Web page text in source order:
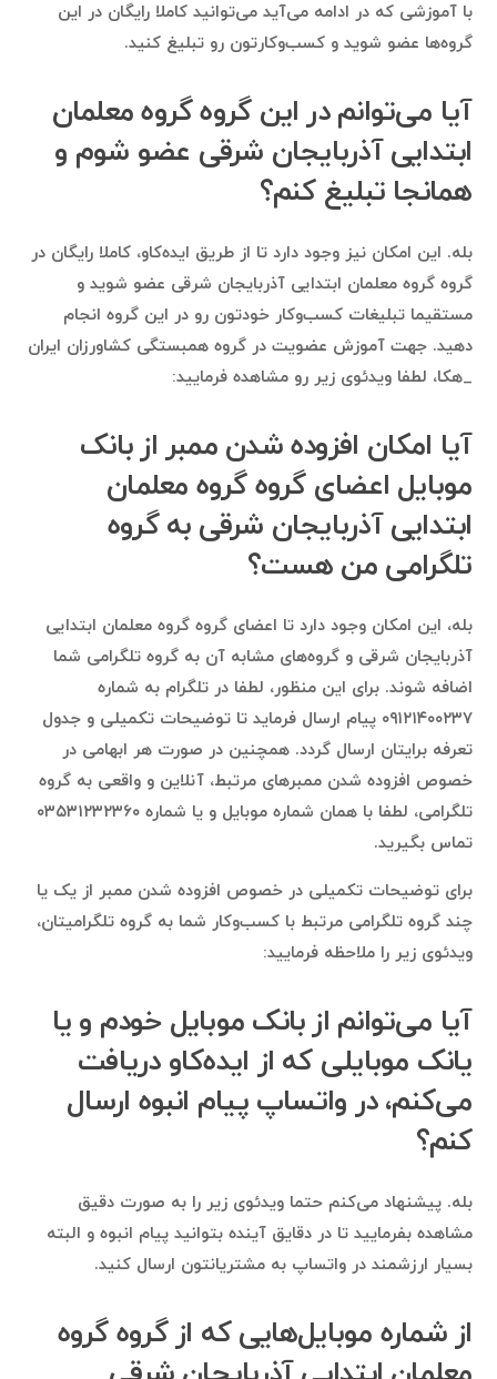
با آموزشی که در ادامه می‌آید می‌توانید کاملا رایگان در این
گروه‌ها عضو شوید و کسب‌وکارتون رو تبلیغ کنید.
آیا می‌توانم در این گروه گروه معلمان
ابتدایی آذربایجان شرقی عضو شوم و
همانجا تبلیغ کنم؟
بله. این امکان نیز وجود دارد تا از طریق ایده‌کاو، کاملا رایگان در
گروه گروه معلمان ابتدایی آذربایجان شرقی عضو شوید و
مستقیما تبلیغات کسب‌وکار خودتون رو در این گروه انجام
دهید. جهت آموزش عضویت در گروه همبستگی کشاورزان ایران
_هکا، لطفا ویدئوی زیر رو مشاهده فرمایید:
آیا امکان افزوده شدن ممبر از بانک
موبایل اعضای گروه گروه معلمان
ابتدایی آذربایجان شرقی به گروه
تلگرامی من هست؟
بله، این امکان وجود دارد تا اعضای گروه گروه معلمان ابتدایی
آذربایجان شرقی و گروه‌های مشابه آن به گروه تلگرامی شما
اضافه شوند. برای این منظور، لطفا در تلگرام به شماره
۰۹۱۲۱۴۰۰۲۳۷ پیام ارسال فرماید تا توضیحات تکمیلی و جدول
تعرفه برایتان ارسال گردد. همچنین در صورت هر ابهامی در
خصوص افزوده شدن ممبرهای مرتبط، آنلاین و واقعی به گروه
تلگرامی، لطفا با همان شماره موبایل و یا شماره ۰۳۵۳۱۲۳۲۳۶۰
تماس بگیرید.
برای توضیحات تکمیلی در خصوص افزوده شدن ممبر از یک یا
چند گروه تلگرامی مرتبط با کسب‌وکار شما به گروه تلگرامیتان،
ویدئوی زیر را ملاحظه فرمایید:
آیا می‌توانم از بانک موبایل خودم و یا
یانک موبایلی که از ایده‌کاو دریافت
می‌کنم، در واتساپ پیام انبوه ارسال
کنم؟
بله. پیشنهاد می‌کنم حتما ویدئوی زیر را به صورت دقیق
مشاهده بفرمایید تا در دقایق آینده بتوانید پیام انبوه و البته
بسیار ارزشمند در واتساپ به مشتریانتون ارسال کنید.
از شماره موبایل‌هایی که از گروه گروه